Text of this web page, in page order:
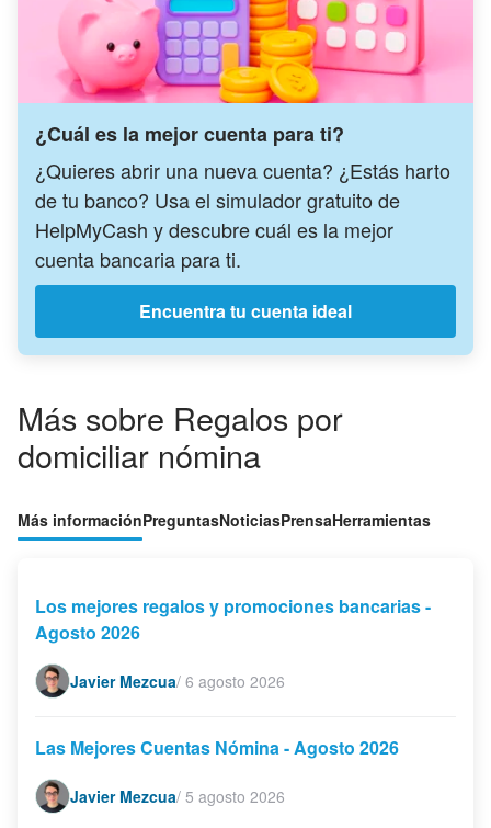
¿Cuál es la mejor cuenta para ti?
¿Quieres abrir una nueva cuenta? ¿Estás harto
de tu banco? Usa el simulador gratuito de
HelpMyCash y descubre cuál es la mejor
cuenta bancaria para ti.
Encuentra tu cuenta ideal
Más sobre Regalos por
domiciliar nómina
Más informaciónPreguntasNoticiasPrensaHerramientas
Los mejores regalos y promociones bancarias -
Agosto 2026
Javier Mezcua/ 6 agosto 2026
Las Mejores Cuentas Nómina - Agosto 2026
Javier Mezcua/ 5 agosto 2026